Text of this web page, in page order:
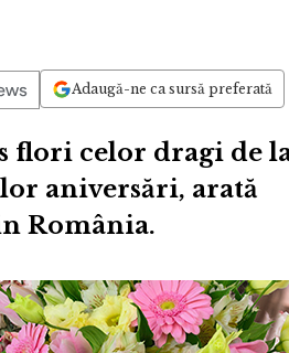
Adaugă-ne ca sursă preferată
flori celor dragi de
aniversări, arată
România.